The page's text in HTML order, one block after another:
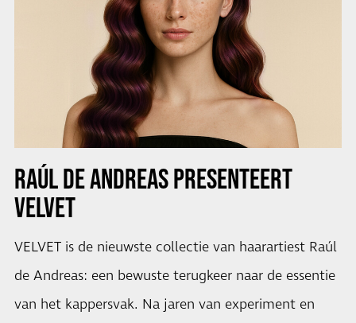
RAÚL DE ANDREAS PRESENTEERT
VELVET
VELVET is de nieuwste collectie van haarartiest Raúl
de Andreas: een bewuste terugkeer naar de essentie
van het kappersvak. Na jaren van experiment en